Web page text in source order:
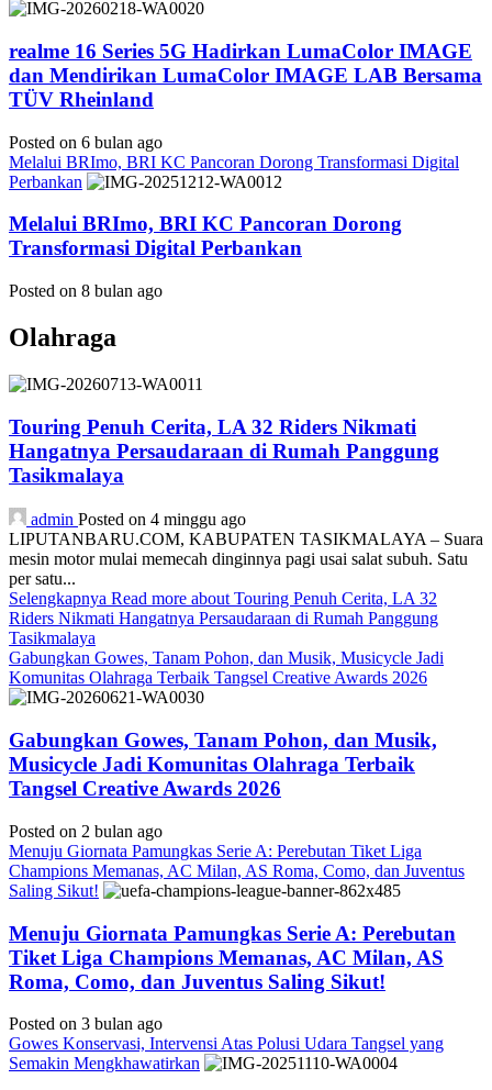
realme 16 Series 5G Hadirkan LumaColor IMAGE
dan Mendirikan LumaColor IMAGE LAB Bersama
TÜV Rheinland
Posted on 6 bulan ago
Melalui BRImo, BRI KC Pancoran Dorong Transformasi Digital
Perbankan
Melalui BRImo, BRI KC Pancoran Dorong
Transformasi Digital Perbankan
Posted on 8 bulan ago
Olahraga
Touring Penuh Cerita, LA 32 Riders Nikmati
Hangatnya Persaudaraan di Rumah Panggung
Tasikmalaya
admin Posted on 4 minggu ago
LIPUTANBARU.COM, KABUPATEN TASIKMALAYA – Suara
mesin motor mulai memecah dinginnya pagi usai salat subuh. Satu
per satu...
Selengkapnya Read more about Touring Penuh Cerita, LA 32
Riders Nikmati Hangatnya Persaudaraan di Rumah Panggung
Tasikmalaya
Gabungkan Gowes, Tanam Pohon, dan Musik, Musicycle Jadi
Komunitas Olahraga Terbaik Tangsel Creative Awards 2026
Gabungkan Gowes, Tanam Pohon, dan Musik,
Musicycle Jadi Komunitas Olahraga Terbaik
Tangsel Creative Awards 2026
Posted on 2 bulan ago
Menuju Giornata Pamungkas Serie A: Perebutan Tiket Liga
Champions Memanas, AC Milan, AS Roma, Como, dan Juventus
Saling Sikut!
Menuju Giornata Pamungkas Serie A: Perebutan
Tiket Liga Champions Memanas, AC Milan, AS
Roma, Como, dan Juventus Saling Sikut!
Posted on 3 bulan ago
Gowes Konservasi, Intervensi Atas Polusi Udara Tangsel yang
Semakin Mengkhawatirkan